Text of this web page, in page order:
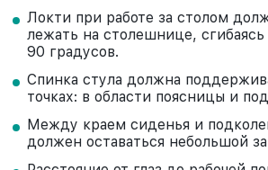
Локти при работе за столом
лежать на столешнице,
90 градусов.
Спинка стула должна
точках: в области поясницы и
Между краем сиденья и
должен оставаться небольшой